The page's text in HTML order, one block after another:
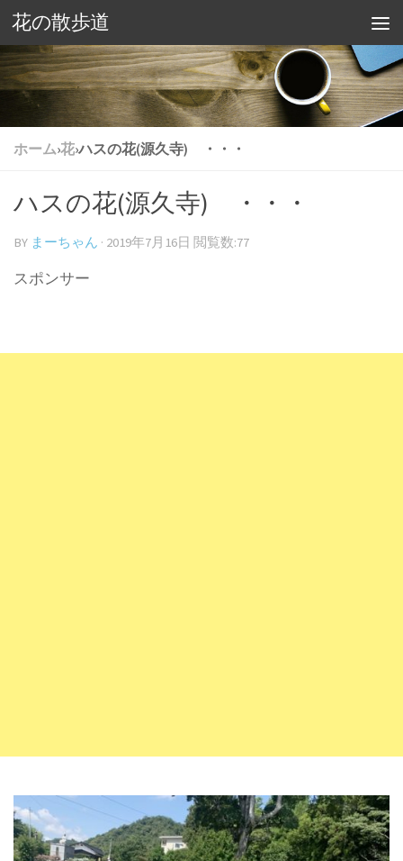
花の散歩道
ホーム›花›ハスの花(源久寺) ・・・
ハスの花(源久寺) ・・・
BY まーちゃん · 2019年7月16日 閲覧数:77
スポンサー